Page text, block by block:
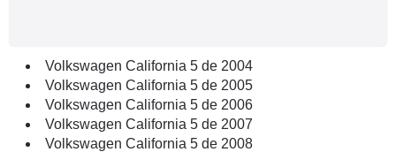
Volkswagen California 5 de 2004
Volkswagen California 5 de 2005
Volkswagen California 5 de 2006
Volkswagen California 5 de 2007
Volkswagen California 5 de 2008